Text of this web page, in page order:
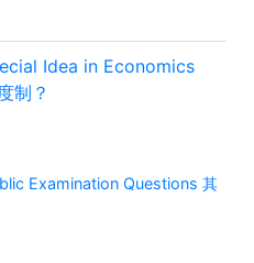
Idea in Economics
制？
Examination Questions 其